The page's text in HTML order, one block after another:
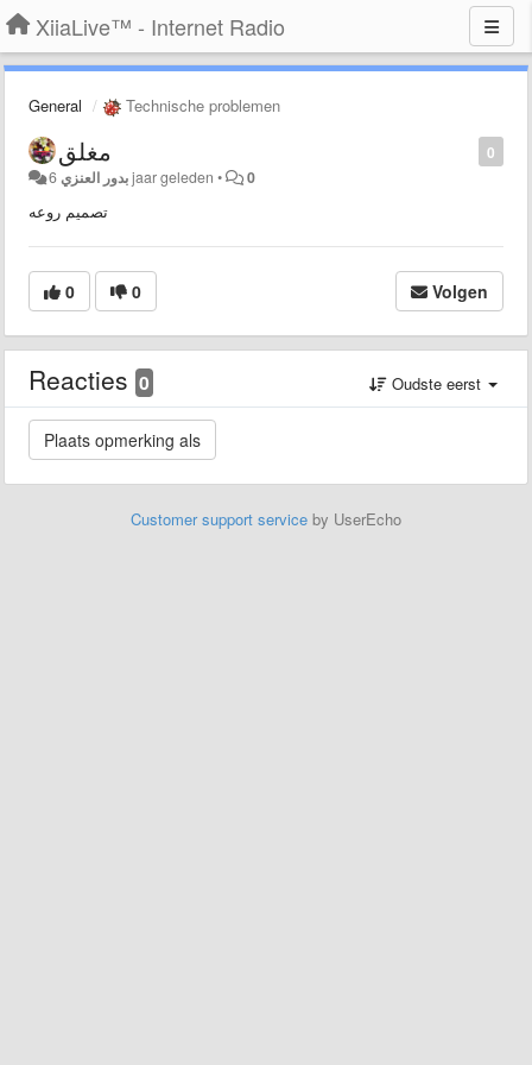
XiiaLive™ - Internet Radio
General Technische problemen
0 مغلق
بدور العنزي6 jaar geleden • 0
0 0 Volgen
Reacties 0 Oudste eerst
Customer support service by UserEcho